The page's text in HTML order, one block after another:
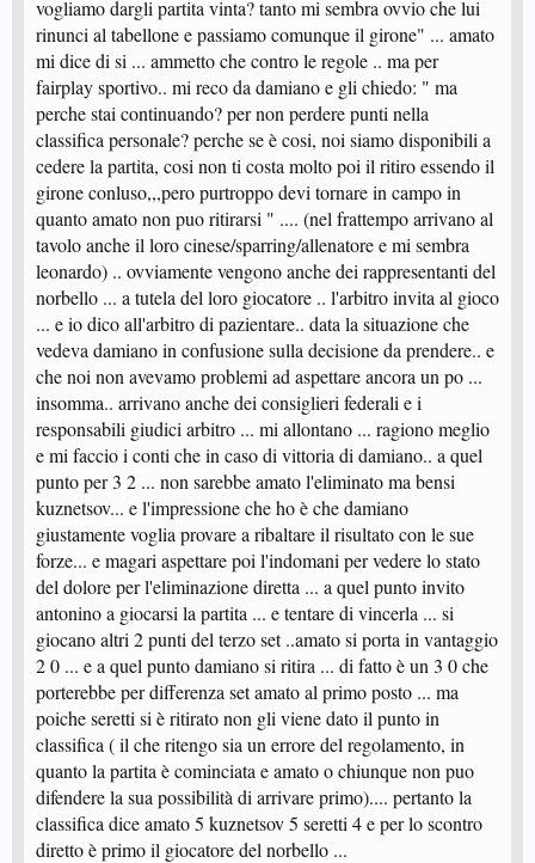
vogliamo dargli partita vinta? tanto mi sembra ovvio che lui
rinunci al tabellone e passiamo comunque il girone" ... amato
mi dice di si ... ammetto che contro le regole .. ma per
fairplay sportivo.. mi reco da damiano e gli chiedo: " ma
perche stai continuando? per non perdere punti nella
classifica personale? perche se è cosi, noi siamo disponibili a
cedere la partita, cosi non ti costa molto poi il ritiro essendo il
girone conluso,,,pero purtroppo devi tornare in campo in
quanto amato non puo ritirarsi " .... (nel frattempo arrivano al
tavolo anche il loro cinese/sparring/allenatore e mi sembra
leonardo) .. ovviamente vengono anche dei rappresentanti del
norbello ... a tutela del loro giocatore .. l'arbitro invita al gioco
... e io dico all'arbitro di pazientare.. data la situazione che
vedeva damiano in confusione sulla decisione da prendere.. e
che noi non avevamo problemi ad aspettare ancora un po ...
insomma.. arrivano anche dei consiglieri federali e i
responsabili giudici arbitro ... mi allontano ... ragiono meglio
e mi faccio i conti che in caso di vittoria di damiano.. a quel
punto per 3 2 ... non sarebbe amato l'eliminato ma bensi
kuznetsov... e l'impressione che ho è che damiano
giustamente voglia provare a ribaltare il risultato con le sue
forze... e magari aspettare poi l'indomani per vedere lo stato
del dolore per l'eliminazione diretta ... a quel punto invito
antonino a giocarsi la partita ... e tentare di vincerla ... si
giocano altri 2 punti del terzo set ..amato si porta in vantaggio
2 0 ... e a quel punto damiano si ritira ... di fatto è un 3 0 che
porterebbe per differenza set amato al primo posto ... ma
poiche seretti si è ritirato non gli viene dato il punto in
classifica ( il che ritengo sia un errore del regolamento, in
quanto la partita è cominciata e amato o chiunque non puo
difendere la sua possibilità di arrivare primo).... pertanto la
classifica dice amato 5 kuznetsov 5 seretti 4 e per lo scontro
diretto è primo il giocatore del norbello ...